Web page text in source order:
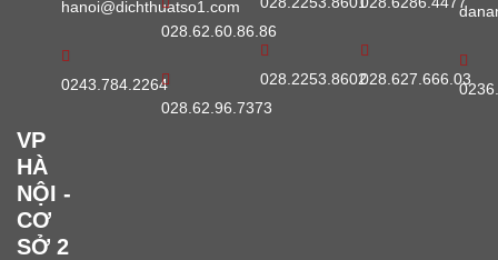
hanoi@dichthuatso1.com
0243.784.2264
VP
HÀ
NỘI -
CƠ
SỞ 2
028.62.60.86.86
028.62.96.7373
028.2253.8602028.627.666.03